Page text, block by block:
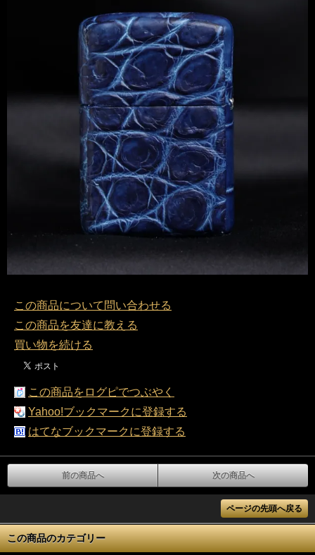
この商品について問い合わせる
この商品を友達に教える
買い物を続ける
この商品をログピでつぶやく
Yahoo!ブックマークに登録する
はてなブックマークに登録する
前の商品へ 次の商品へ
ページの先頭へ戻る
この商品のカテゴリー